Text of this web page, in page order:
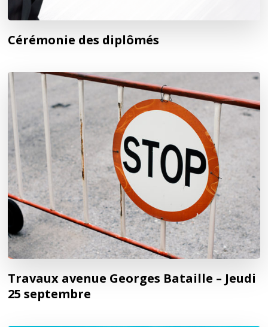
Cérémonie des diplômés
Travaux avenue Georges Bataille – Jeudi
25 septembre